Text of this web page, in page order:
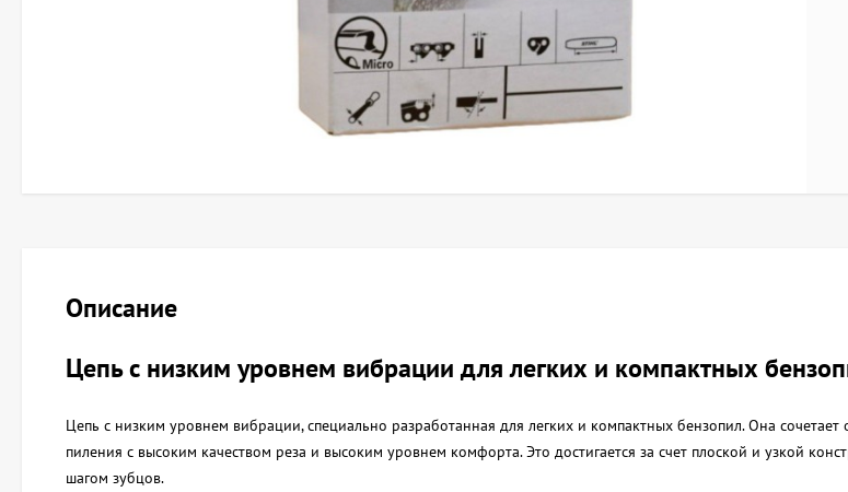
Описание
Цепь с низким уровнем вибрации для легких и компактных
Цепь с низким уровнем вибрации, специально разработанная для легких и компактных бензопил. Она сочетает
пиления с высоким качеством реза и высоким уровнем комфорта. Это достигается за счет плоской и узкой
шагом зубцов.